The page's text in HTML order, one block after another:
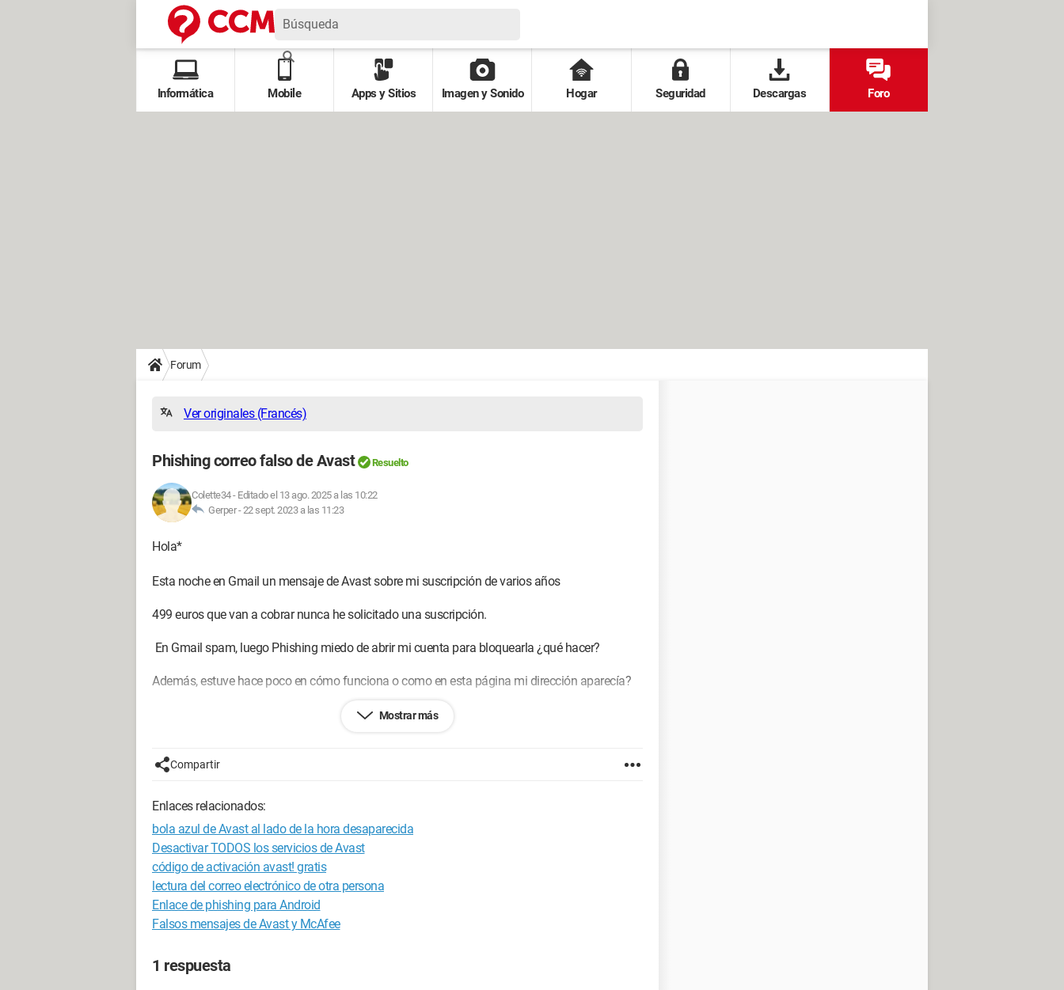
Informática Mobile Apps y Sitios Imagen y Sonido Hogar Seguridad Descargas Foro
Forum
Ver originales (Francés)
Phishing correo falso de Avast Resuelto
Colette34- Editado el 13 ago. 2025 a las 10:22
Gerper -22 sept. 2023 a las 11:23
Hola*
Esta noche en Gmail un mensaje de Avast sobre mi suscripción de varios años
499 euros que van a cobrar nunca he solicitado una suscripción.
En Gmail spam, luego Phishing miedo de abrir mi cuenta para bloquearla ¿qué hacer?
Además, estuve hace poco en cómo funciona o como en esta página mi dirección aparecía?
Mostrar más
Compartir
Enlaces relacionados:
bola azul de Avast al lado de la hora desaparecida
Desactivar TODOS los servicios de Avast
código de activación avast! gratis
lectura del correo electrónico de otra persona
Enlace de phishing para Android
Falsos mensajes de Avast y McAfee
1 respuesta